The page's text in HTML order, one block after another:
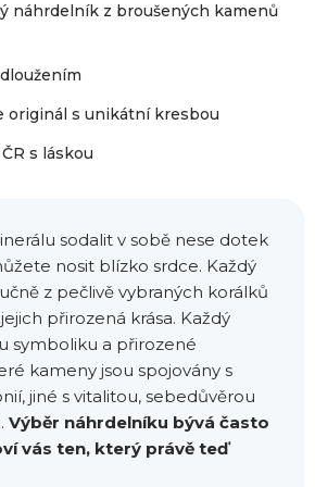
náhrdelník z broušených kamenů
originál s unikátní kresbou
s láskou
sodalit v sobě nese dotek
nosit blízko srdce. Každý
z pečlivě vybraných korálků
přirozená krása. Každý
symboliku a přirozené
kameny jsou spojovány s
jiné s vitalitou, sebedůvěrou
Výběr náhrdelníku bývá často
vás ten, který právě teď